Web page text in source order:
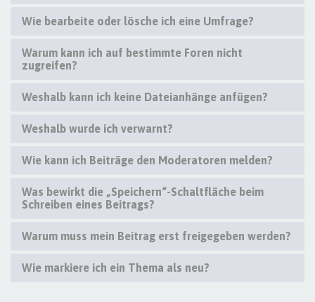
Wie bearbeite oder lösche ich eine Umfrage?
Warum kann ich auf bestimmte Foren nicht
zugreifen?
Weshalb kann ich keine Dateianhänge anfügen?
Weshalb wurde ich verwarnt?
Wie kann ich Beiträge den Moderatoren melden?
Was bewirkt die „Speichern“-Schaltfläche beim
Schreiben eines Beitrags?
Warum muss mein Beitrag erst freigegeben werden?
Wie markiere ich ein Thema als neu?